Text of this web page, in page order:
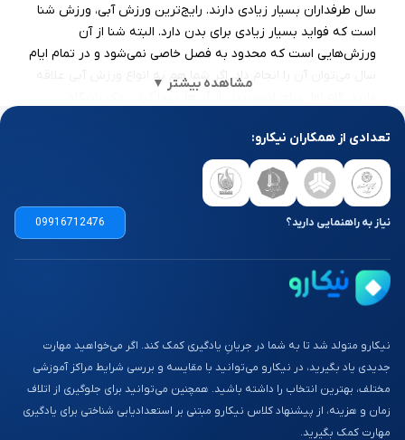
مشاهده بیشتر ▼
سال طرفداران بسیار زیادی دارند. رایج‌ترین ورزش آبی، ورزش شنا
است که فواید بسیار زیادی برای بدن دارد. البته شنا از آن
ورزش‌هایی است که محدود به فصل خاصی نمی‌شود و در تمام ایام
سال می‌توان آن را انجام داد. اگر شما هم به انواع ورزش آبی علاقه
انواع ورزش‌های آبی
به طور کلی انواع ورزش‌های آبی در سه گروه ورزش‌های روی آب،
ورزش‌های داخل آب، و ورزش‌های زیر آب قرار می‌گیرند. در یک
دسته‌بندی دیگر می‌توان ورزش‌های آبی را به ورزش‌های تفریحی و
ورزش‌های رقابتی تقسیم‌بندی کرد.
ورزش‌های آبی روی آب تنوع زیادی داشته و غالبا ماهیت تفریحی
دراگون بوت، ماهیگیری، جت اسکی، کایت بوردینگ، کایت سورفینگ،
پاراسیلینگ، موج سواری، باد سواری و … اشاره کرد. برخی از این
ورزش‌ها هم در قالب مسابقات و به صورت رقابتی و هم به صورت
از ورزش‌های آبی داخل آب می‌توان به شنا، شیرجه، غواصی سطحی،
تعدادی از همکاران نیکارو:
نیاز به راهنمایی دارید؟ 09916712476
نیکارو متولد شد تا به شما در جریانِ یادگیری کمک کند. اگر می‌خواهید مهارت
جدیدی یاد بگیرید، در نیکارو می‌توانید با مقایسه و بررسی شرایط مراکز آموزشی
مختلف، بهترین انتخاب را داشته باشید. همچنین می‌توانید برای جلوگیری از اتلاف
زمان و هزینه، از پیشنهاد کلاس نیکارو مبتنی بر استعدادیابی شناختی برای یادگیری
مهارت کمک بگیرید.